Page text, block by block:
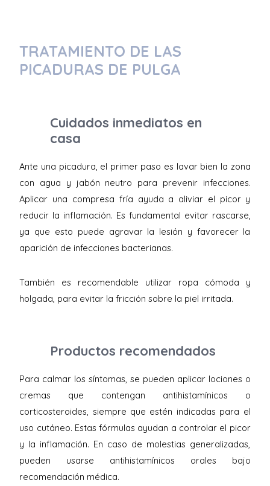
TRATAMIENTO DE LAS
PICADURAS DE PULGA
Cuidados inmediatos en
casa
Ante una picadura, el primer paso es lavar bien la zona
con agua y jabón neutro para prevenir infecciones.
Aplicar una compresa fría ayuda a aliviar el picor y
reducir la inflamación. Es fundamental evitar rascarse,
ya que esto puede agravar la lesión y favorecer la
aparición de infecciones bacterianas.
También es recomendable utilizar ropa cómoda y
holgada, para evitar la fricción sobre la piel irritada.
Productos recomendados
Para calmar los síntomas, se pueden aplicar lociones o
cremas que contengan antihistamínicos o
corticosteroides, siempre que estén indicadas para el
uso cutáneo. Estas fórmulas ayudan a controlar el picor
y la inflamación. En caso de molestias generalizadas,
pueden usarse antihistamínicos orales bajo
recomendación médica.